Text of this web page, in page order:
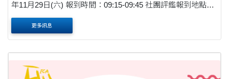
年11月29日(六) 報到時間：09:15-09:45 社團評鑑報到地點：
中正紀念堂大廳(舞台前) 簡報地點：社會科學院教室【詳細
更多訊息